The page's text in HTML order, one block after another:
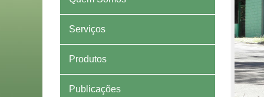
Serviços
Produtos
Publicações